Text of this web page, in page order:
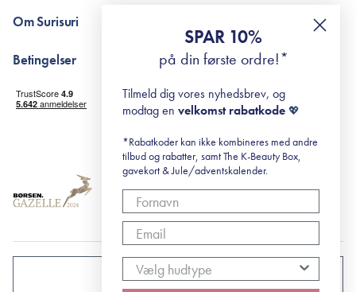
RE-ZIP
Retinol for begyndere
surisuri's mini guide til rosacea
Om Surisuri
Black Friday
Betingelser
Levering og returnering
Handelsbetingelser
Abonnementsbetingelser
DANMARK
SPAR 10%
på din første ordre!*
Tilmeld dig vores nyhedsbrev, og
modtag en velkomst rabatkode 💖
*Rabatkoder kan ikke kombineres med andre
tilbud og rabatter, samt The K-Beauty Box,
gavekort & Jule/adventskalender.